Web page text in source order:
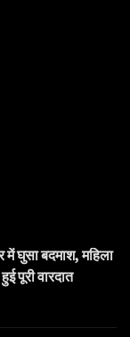
घुसा बदमाश, महिला
पूरी वारदात